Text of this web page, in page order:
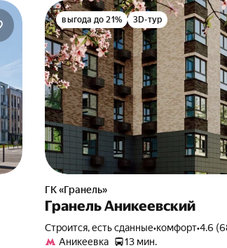
выгода до 21% 3D-тур
ГК «Гранель»
Гранель Аникеевский
Строится, есть сданные•комфорт•4.6
Аникеевка
13 мин.